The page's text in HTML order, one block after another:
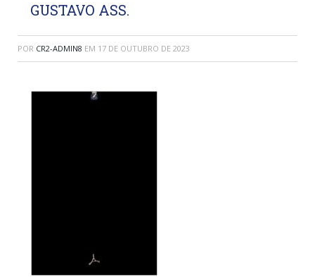
GUSTAVO ASS.
POR CR2-ADMIN8 EM 17 DE OUTUBRO DE 2023